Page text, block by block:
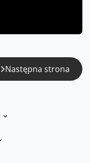
Następna strona